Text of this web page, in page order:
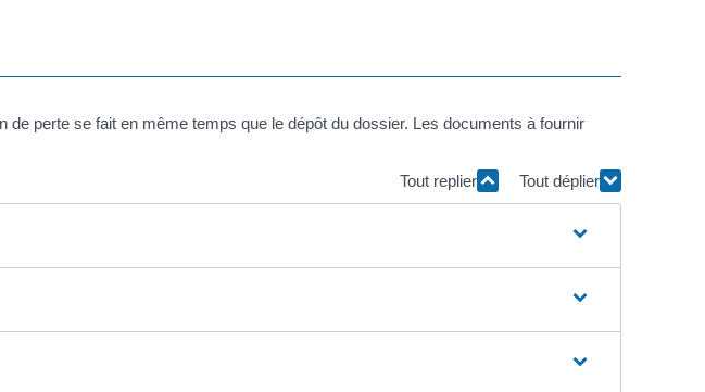
perte se fait en même temps que le dépôt du dossier. Les documents à fournir
Tout replier
Tout déplier